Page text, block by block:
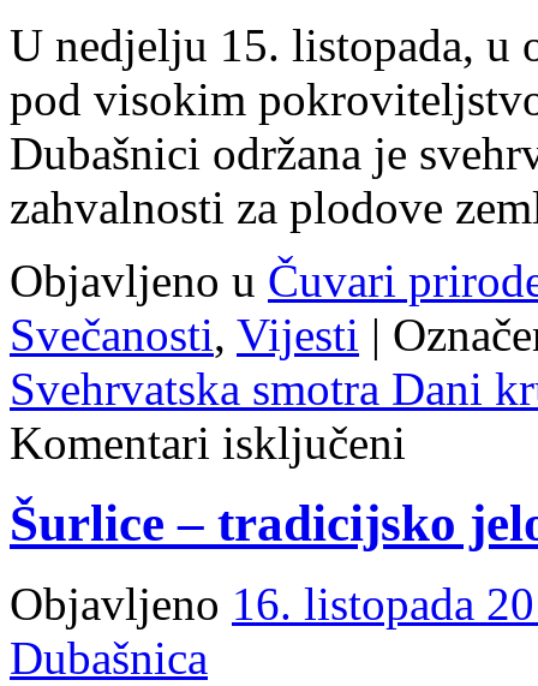
U nedjelju 15. listopada, u
pod visokim
Dubašnici održana je
zahvalnosti za plodove
Objavljeno u Čuvari
Svečanosti, Vijesti |
Svehrvatska smotra Dani
Komentari isključeni
kruha
–
dani
za
plodove
Šurlice – tradicijsko
Objavljeno 16. listopada
Dubašnica